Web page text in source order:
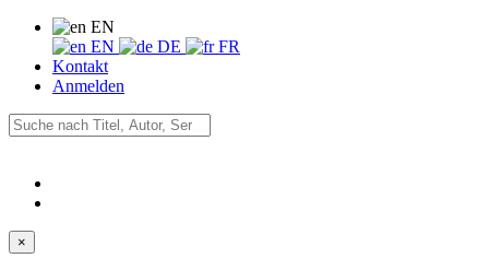
EN
EN
DE
FR
Kontakt
Anmelden
×